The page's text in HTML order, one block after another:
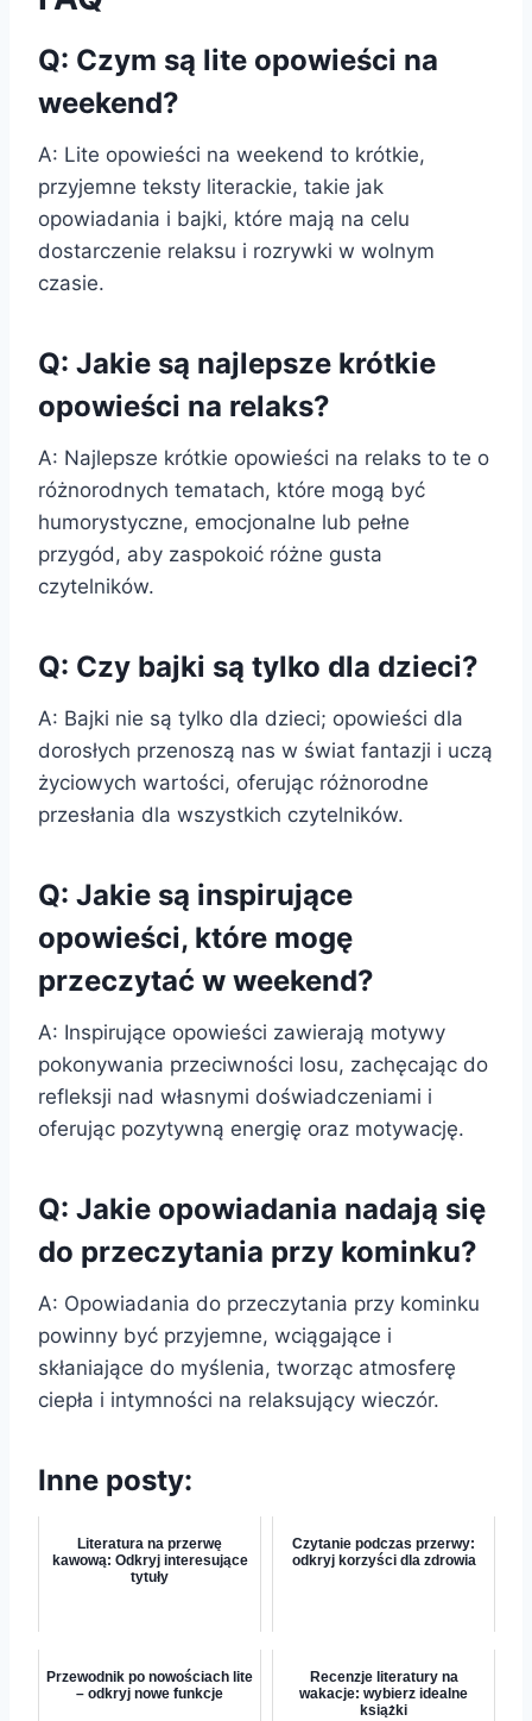
Q: Czym są lite opowieści na
weekend?
A: Lite opowieści na weekend to krótkie,
przyjemne teksty literackie, takie jak
opowiadania i bajki, które mają na celu
dostarczenie relaksu i rozrywki w wolnym
czasie.
Q: Jakie są najlepsze krótkie
opowieści na relaks?
A: Najlepsze krótkie opowieści na relaks to te o
różnorodnych tematach, które mogą być
humorystyczne, emocjonalne lub pełne
przygód, aby zaspokoić różne gusta
czytelników.
Q: Czy bajki są tylko dla dzieci?
A: Bajki nie są tylko dla dzieci; opowieści dla
dorosłych przenoszą nas w świat fantazji i uczą
życiowych wartości, oferując różnorodne
przesłania dla wszystkich czytelników.
Q: Jakie są inspirujące
opowieści, które mogę
przeczytać w weekend?
A: Inspirujące opowieści zawierają motywy
pokonywania przeciwności losu, zachęcając do
refleksji nad własnymi doświadczeniami i
oferując pozytywną energię oraz motywację.
Q: Jakie opowiadania nadają się
do przeczytania przy kominku?
A: Opowiadania do przeczytania przy kominku
powinny być przyjemne, wciągające i
skłaniające do myślenia, tworząc atmosferę
ciepła i intymności na relaksujący wieczór.
Inne posty:
Literatura na przerwę
kawową: Odkryj interesujące
tytuły
Czytanie podczas przerwy:
odkryj korzyści dla zdrowia
Przewodnik po nowościach lite
– odkryj nowe funkcje
Recenzje literatury na
wakacje: wybierz idealne
książki